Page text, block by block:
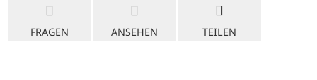
FRAGEN ANSEHEN TEILEN